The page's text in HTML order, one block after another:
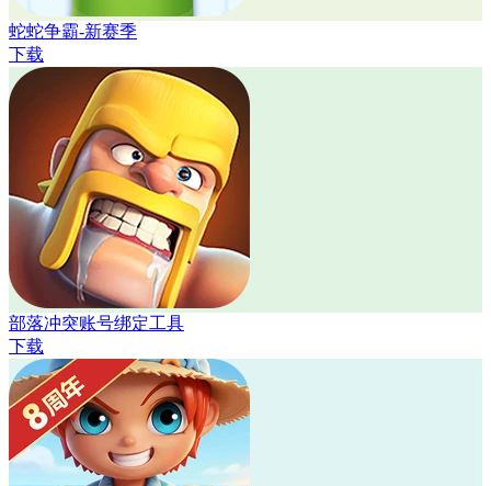
蛇蛇争霸-新赛季
下载
部落冲突账号绑定工具
下载